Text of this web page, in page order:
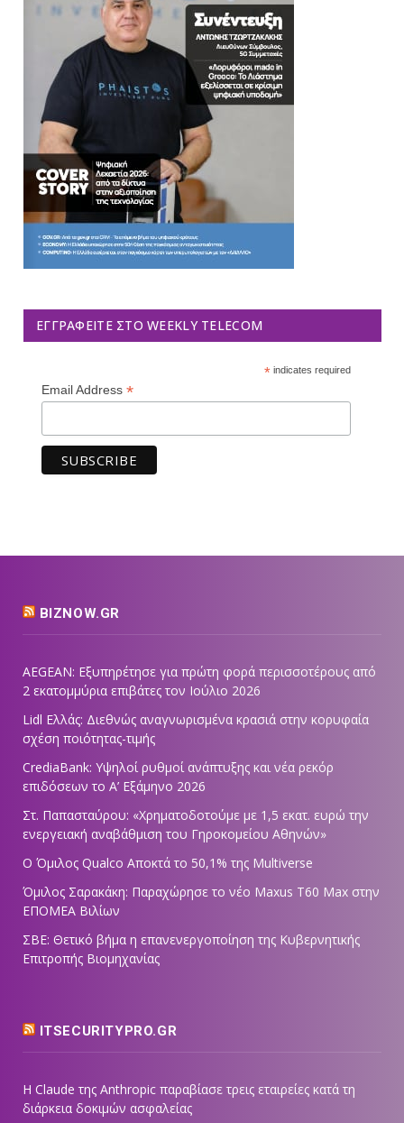
ΕΓΓΡΑΦΕΊΤΕ ΣΤΟ WEEKLY TELECOM
*indicates required
Email Address *
BIZNOW.GR
AEGEAN: Εξυπηρέτησε για πρώτη φορά περισσοτέρους από
2 εκατομμύρια επιβάτες τον Ιούλιο 2026
Lidl Ελλάς: Διεθνώς αναγνωρισμένα κρασιά στην κορυφαία
σχέση ποιότητας-τιμής
CrediaBank: Υψηλοί ρυθμοί ανάπτυξης και νέα ρεκόρ
επιδόσεων το Α’ Εξάμηνο 2026
Στ. Παπασταύρου: «Χρηματοδοτούμε με 1,5 εκατ. ευρώ την
ενεργειακή αναβάθμιση του Γηροκομείου Αθηνών»
Ο Όμιλος Qualco Αποκτά το 50,1% της Multiverse
Όμιλος Σαρακάκη: Παραχώρησε το νέο Maxus T60 Max στην
ΕΠΟΜΕΑ Βιλίων
ΣΒΕ: Θετικό βήμα η επανενεργοποίηση της Κυβερνητικής
Επιτροπής Βιομηχανίας
ITSECURITYPRO.GR
Η Claude της Anthropic παραβίασε τρεις εταιρείες κατά τη
διάρκεια δοκιμών ασφαλείας